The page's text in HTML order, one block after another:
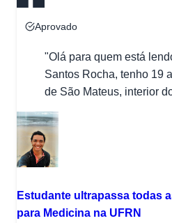
Aprovado
"Olá para quem está
Santos Rocha, tenho 19
de São Mateus, interior
você veio aqui,
tão sonhada faculdade
assim, vou falar um
que talvez te incentive a
Estudante ultrapassa todas
para Medicina na UFRN